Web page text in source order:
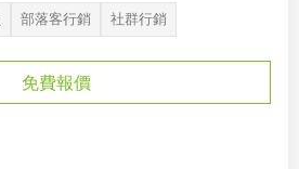
部落客行銷 社群行銷
免費報價